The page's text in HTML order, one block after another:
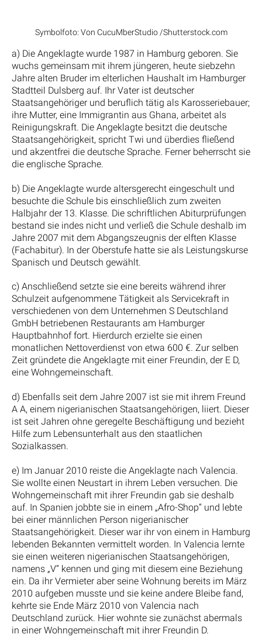
Symbolfoto: Von CucuMberStudio /Shutterstock.com
a) Die Angeklagte wurde 1987 in Hamburg geboren. Sie
wuchs gemeinsam mit ihrem jüngeren, heute siebzehn
Jahre alten Bruder im elterlichen Haushalt im Hamburger
Stadtteil Dulsberg auf. Ihr Vater ist deutscher
Staatsangehöriger und beruflich tätig als Karosseriebauer;
ihre Mutter, eine Immigrantin aus Ghana, arbeitet als
Reinigungskraft. Die Angeklagte besitzt die deutsche
Staatsangehörigkeit, spricht Twi und überdies fließend
und akzentfrei die deutsche Sprache. Ferner beherrscht sie
die englische Sprache.
b) Die Angeklagte wurde altersgerecht eingeschult und
besuchte die Schule bis einschließlich zum zweiten
Halbjahr der 13. Klasse. Die schriftlichen Abiturprüfungen
bestand sie indes nicht und verließ die Schule deshalb im
Jahre 2007 mit dem Abgangszeugnis der elften Klasse
(Fachabitur). In der Oberstufe hatte sie als Leistungskurse
Spanisch und Deutsch gewählt.
c) Anschließend setzte sie eine bereits während ihrer
Schulzeit aufgenommene Tätigkeit als Servicekraft in
verschiedenen von dem Unternehmen S Deutschland
GmbH betriebenen Restaurants am Hamburger
Hauptbahnhof fort. Hierdurch erzielte sie einen
monatlichen Nettoverdienst von etwa 600 €. Zur selben
Zeit gründete die Angeklagte mit einer Freundin, der E D,
eine Wohngemeinschaft.
d) Ebenfalls seit dem Jahre 2007 ist sie mit ihrem Freund
A A, einem nigerianischen Staatsangehörigen, liiert. Dieser
ist seit Jahren ohne geregelte Beschäftigung und bezieht
Hilfe zum Lebensunterhalt aus den staatlichen
Sozialkassen.
e) Im Januar 2010 reiste die Angeklagte nach Valencia.
Sie wollte einen Neustart in ihrem Leben versuchen. Die
Wohngemeinschaft mit ihrer Freundin gab sie deshalb
auf. In Spanien jobbte sie in einem „Afro-Shop“ und lebte
bei einer männlichen Person nigerianischer
Staatsangehörigkeit. Dieser war ihr von einem in Hamburg
lebenden Bekannten vermittelt worden. In Valencia lernte
sie einen weiteren nigerianischen Staatsangehörigen,
namens „V“ kennen und ging mit diesem eine Beziehung
ein. Da ihr Vermieter aber seine Wohnung bereits im März
2010 aufgeben musste und sie keine andere Bleibe fand,
kehrte sie Ende März 2010 von Valencia nach
Deutschland zurück. Hier wohnte sie zunächst abermals
in einer Wohngemeinschaft mit ihrer Freundin D.